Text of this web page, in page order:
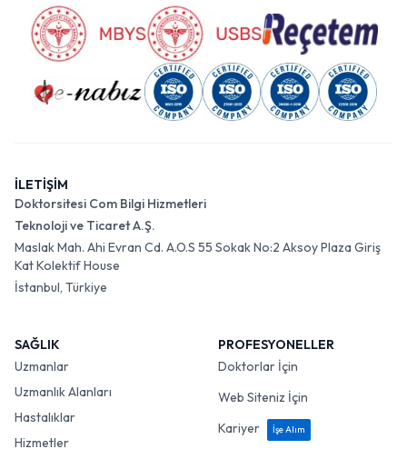
İLETİŞİM
Doktorsitesi Com Bilgi Hizmetleri
Teknoloji ve Ticaret A.Ş.
Maslak Mah. Ahi Evran Cd. A.O.S 55 Sokak No:2 Aksoy Plaza Giriş
Kat Kolektif House
İstanbul, Türkiye
SAĞLIK
Uzmanlar
Uzmanlık Alanları
Hastalıklar
Hizmetler
PROFESYONELLER
Doktorlar İçin
Web Siteniz İçin
Kariyer
İşe Alım